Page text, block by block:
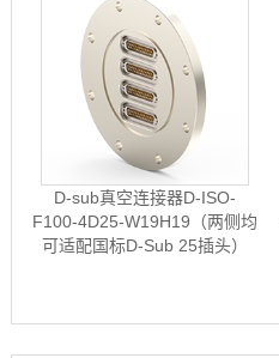
D-sub真空连接器D-ISO-
F100-4D25-W19H19（两侧均
可适配国标D-Sub 25插头）